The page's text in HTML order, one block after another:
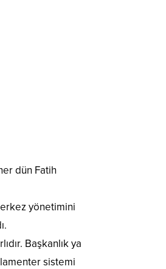
dün Fatih
yönetimini
Başkanlık ya
sistemi